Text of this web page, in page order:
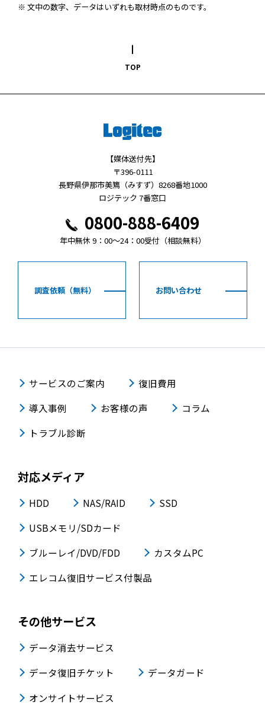
※ 文中の数字、データはいずれも取材時点のものです。
TOP
【媒体送付先】
〒396-0111
長野県伊那市美篶（みすず）8268番地1000
ロジテック 7番窓口
0800-888-6409
年中無休 9：00～24：00受付（相談無料）
調査依頼（無料） お問い合わせ
サービスのご案内
復旧費用
導入事例
お客様の声
コラム
トラブル診断
対応メディア
HDD NAS/RAID
SSD
USBメモリ/SDカード
ブルーレイ/DVD/FDD
カスタムPC
エレコム復旧サービス付製品
その他サービス
データ消去サービス
データ復旧チケット
データガード
オンサイトサービス